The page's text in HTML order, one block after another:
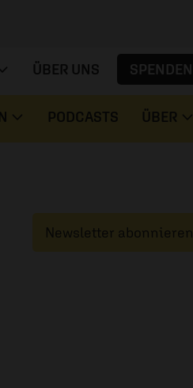
ÜBER UNS SPENDEN
PODCASTS ÜBER
Newsletter abonnieren